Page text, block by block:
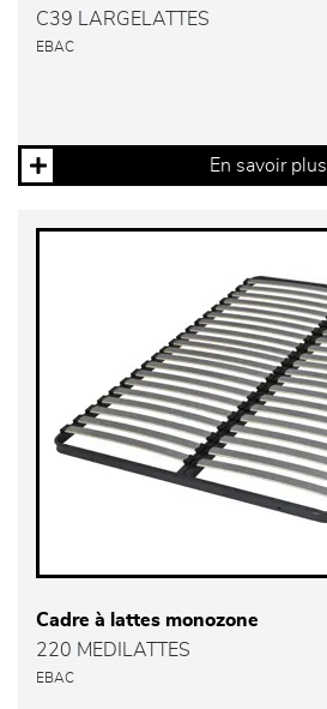
C39 LARGELATTES
EBAC
En savoir plus
Cadre à lattes monozone
220 MEDILATTES
EBAC